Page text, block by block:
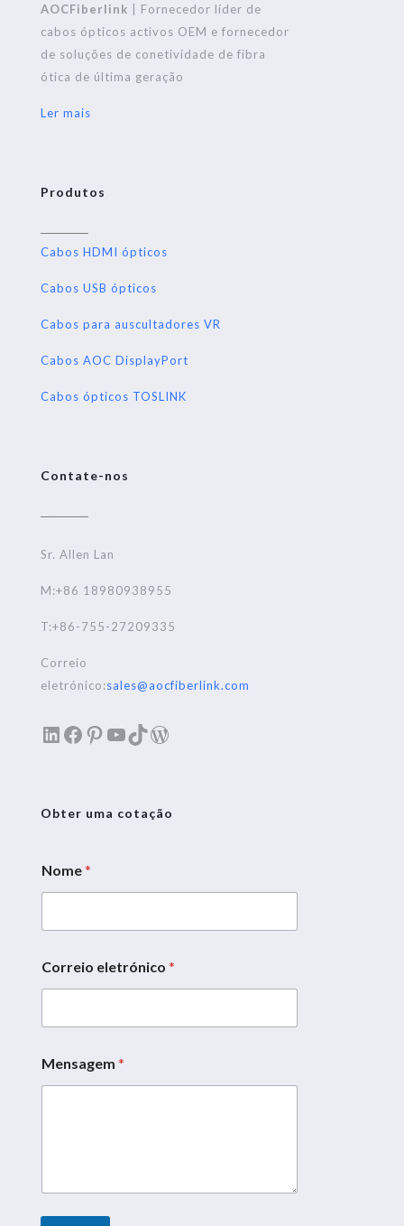
AOCFiberlink | Fornecedor líder de
cabos ópticos activos OEM e fornecedor
de soluções de conetividade de fibra
ótica de última geração
Ler mais
Produtos
Cabos HDMI ópticos
Cabos USB ópticos
Cabos para auscultadores VR
Cabos AOC DisplayPort
Cabos ópticos TOSLINK
Contate-nos
Sr. Allen Lan
M:+86 18980938955
T:+86-755-27209335
Correio
eletrónico:sales@aocfiberlink.com
LinkedIn
Facebook
Pinterest
YouTube
TikTok
WordPress
Obter uma cotação
Nome*
Correio eletrónico *
E
m
e
Mensagem *